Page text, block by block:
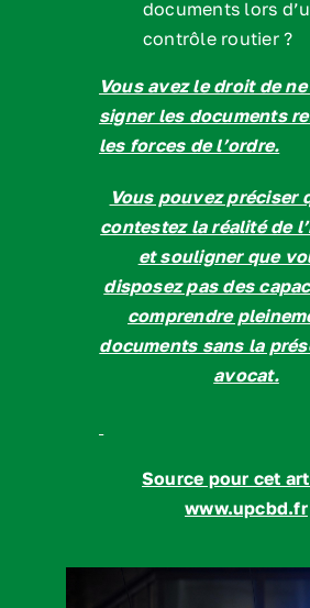
documents lors
contrôle routier ?
Vous avez le droit de
signer les documents
les forces de l’ordre.
Vous pouvez préciser
contestez la réalité de
et souligner que
disposez pas des
comprendre
documents sans la
avocat.
Source pour cet
www.upcbd.fr